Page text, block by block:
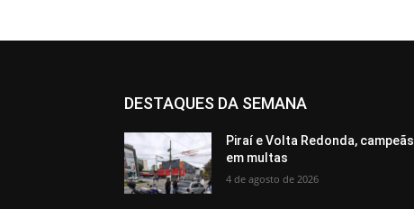
DESTAQUES DA SEMANA
Piraí e Volta Redonda, campeãs
em multas
4 de agosto de 2026